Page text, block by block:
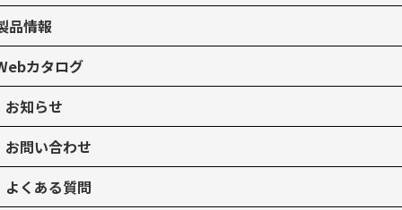
品情報
カタログ
お知らせ
お問い合わせ
よくある質問